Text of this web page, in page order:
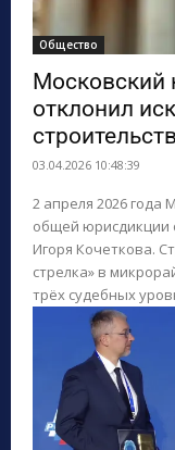
Общество
Московский
отклонил
03.04.2026 10:48:39
2 апреля 2026 года
общей юрисдикции
Игоря Кочеткова.
стрелка» в
трёх судебных